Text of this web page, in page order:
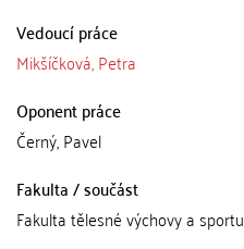
Vedoucí práce
Mikšíčková, Petra
Oponent práce
Černý, Pavel
Fakulta / součást
Fakulta tělesné výchovy a sportu